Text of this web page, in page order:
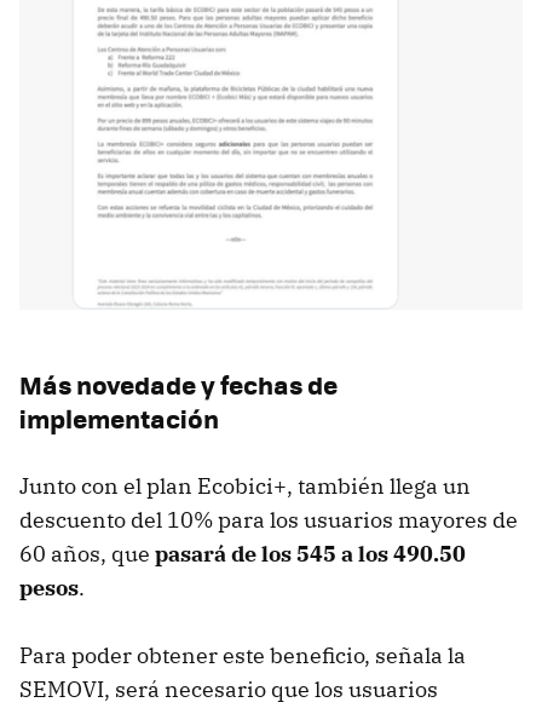
Más novedade y fechas de
implementación
Junto con el plan Ecobici+, también llega un
descuento del 10% para los usuarios mayores de
60 años, que pasará de los 545 a los 490.50
pesos.
Para poder obtener este beneficio, señala la
SEMOVI, será necesario que los usuarios